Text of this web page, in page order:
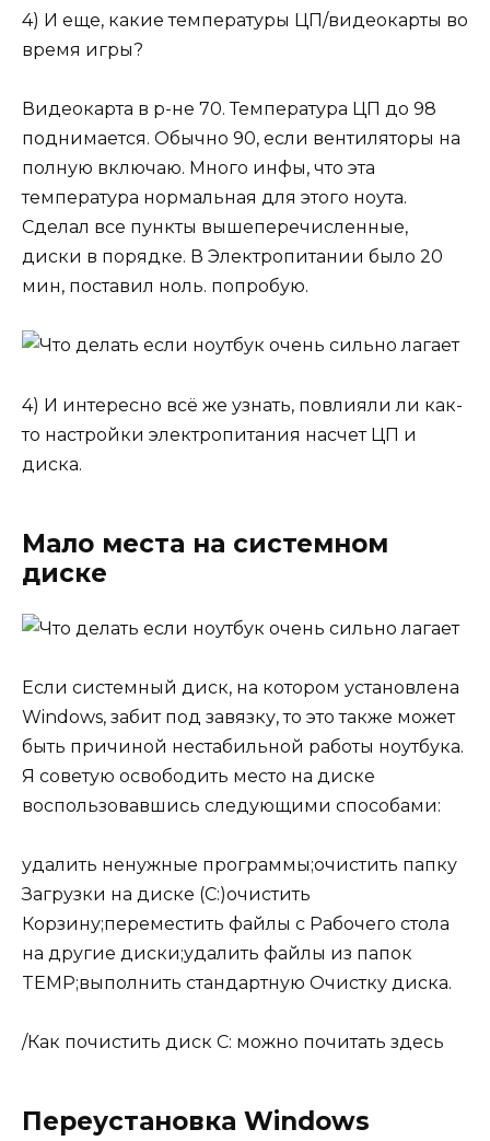
4) И еще, какие температуры ЦП/видеокарты во
время игры?
Видеокарта в р-не 70. Температура ЦП до 98
поднимается. Обычно 90, если вентиляторы на
полную включаю. Много инфы, что эта
температура нормальная для этого ноута.
Сделал все пункты вышеперечисленные,
диски в порядке. В Электропитании было 20
мин, поставил ноль. попробую.
4) И интересно всё же узнать, повлияли ли как-
то настройки электропитания насчет ЦП и
диска.
Мало места на системном
диске
Если системный диск, на котором установлена
Windows, забит под завязку, то это также может
быть причиной нестабильной работы ноутбука.
Я советую освободить место на диске
воспользовавшись следующими способами:
удалить ненужные программы;очистить папку
Загрузки на диске (C:)очистить
Корзину;переместить файлы с Рабочего стола
на другие диски;удалить файлы из папок
TEMP;выполнить стандартную Очистку диска.
/Как почистить диск C: можно почитать здесь
Переустановка Windows